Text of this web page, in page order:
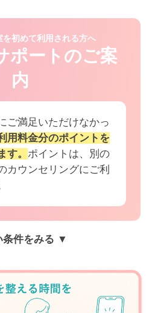
を初めて利用される方へ
ポートのご案
内
ご満足いただけなかっ
用料金分のポイントを
す。 ポイントは、別の
カウンセリングにご利
条件をみる ▼